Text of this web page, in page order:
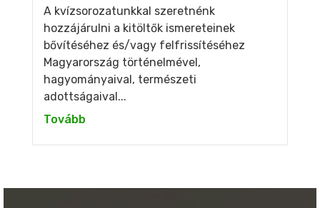
A kvízsorozatunkkal szeretnénk
hozzájárulni a kitöltők ismereteinek
bővítéséhez és/vagy felfrissítéséhez
Magyarország történelmével,
hagyományaival, természeti
adottságaival...
Tovább